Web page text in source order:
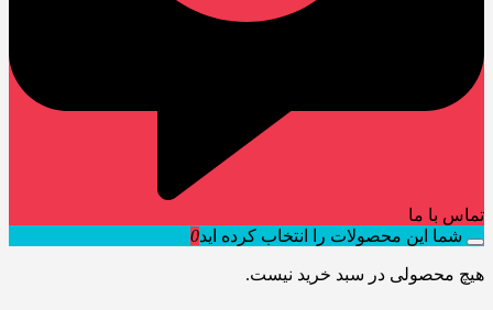
تماس با ما
شما این محصولات را انتخاب کرده اید0
هیچ محصولی در سبد خرید نیست.